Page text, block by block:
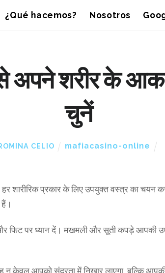
¿Qué hacemos? Nosotros
अपने शरीर के
चुनें
CELIO mafiacasino-online
हर शारीरिक प्रकार के लिए उपयुक्त वस्त्र का चयन
हैं।
फिट पर ध्यान दें। मखमली और सूती कपड़े आपकी
आपको सुंदरता में निखार लाएगा, बल्कि आपकी